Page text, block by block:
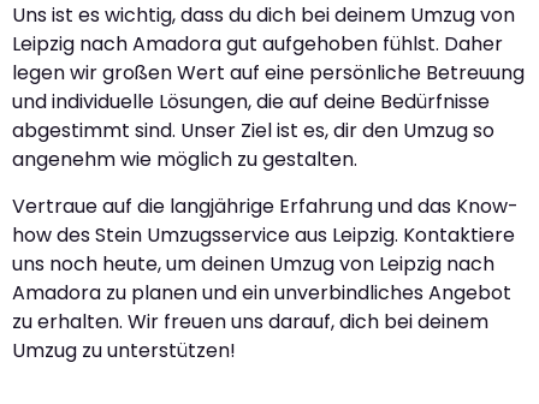
Uns ist es wichtig, dass du dich bei deinem Umzug von
Leipzig nach Amadora gut aufgehoben fühlst. Daher
legen wir großen Wert auf eine persönliche Betreuung
und individuelle Lösungen, die auf deine Bedürfnisse
abgestimmt sind. Unser Ziel ist es, dir den Umzug so
angenehm wie möglich zu gestalten.
Vertraue auf die langjährige Erfahrung und das Know-
how des Stein Umzugsservice aus Leipzig. Kontaktiere
uns noch heute, um deinen Umzug von Leipzig nach
Amadora zu planen und ein unverbindliches Angebot
zu erhalten. Wir freuen uns darauf, dich bei deinem
Umzug zu unterstützen!